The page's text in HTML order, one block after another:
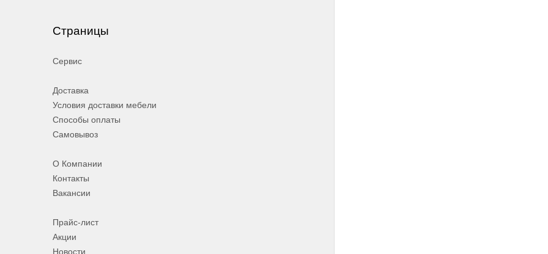
Страницы
Сервис
Доставка
Условия доставки мебели
Способы оплаты
Самовывоз
О Компании
Контакты
Вакансии
Прайс-лист
Акции
Новости